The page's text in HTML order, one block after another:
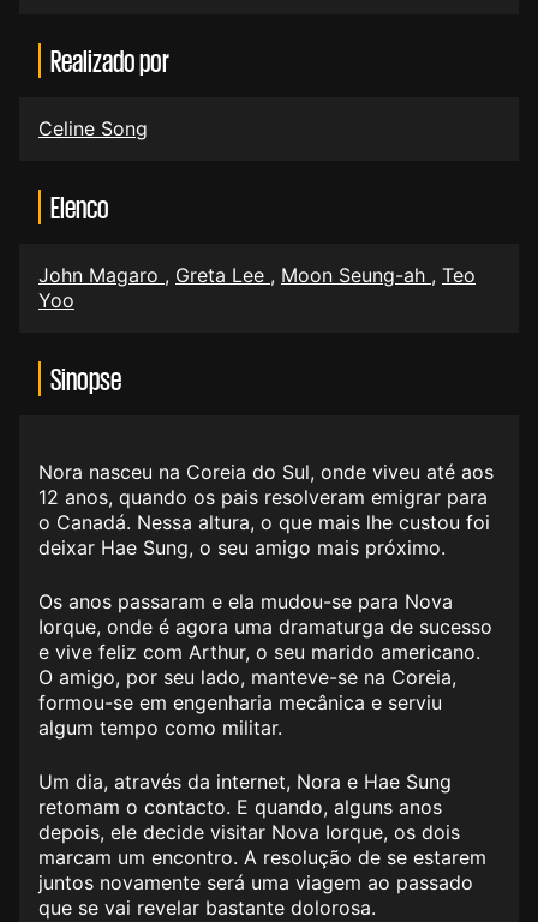
Realizado por
Celine Song
Elenco
John Magaro , Greta Lee , Moon Seung-ah , Teo
Yoo
Sinopse
Nora nasceu na Coreia do Sul, onde viveu até aos
12 anos, quando os pais resolveram emigrar para
o Canadá. Nessa altura, o que mais lhe custou foi
deixar Hae Sung, o seu amigo mais próximo.
Os anos passaram e ela mudou-se para Nova
Iorque, onde é agora uma dramaturga de sucesso
e vive feliz com Arthur, o seu marido americano.
O amigo, por seu lado, manteve-se na Coreia,
formou-se em engenharia mecânica e serviu
algum tempo como militar.
Um dia, através da internet, Nora e Hae Sung
retomam o contacto. E quando, alguns anos
depois, ele decide visitar Nova Iorque, os dois
marcam um encontro. A resolução de se estarem
juntos novamente será uma viagem ao passado
que se vai revelar bastante dolorosa.